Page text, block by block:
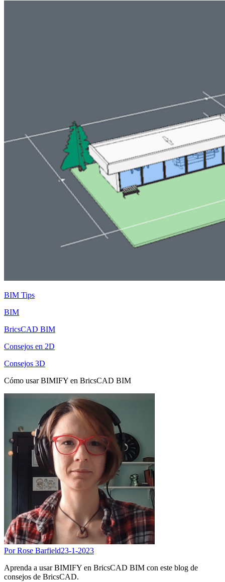
BIM Tips
BIM
BricsCAD BIM
Consejos en 2D
Consejos 3D
Cómo usar BIMIFY en BricsCAD BIM
Por Rose Barfield23-1-2023
Aprenda a usar BIMIFY en BricsCAD BIM con este blog de
consejos de BricsCAD.